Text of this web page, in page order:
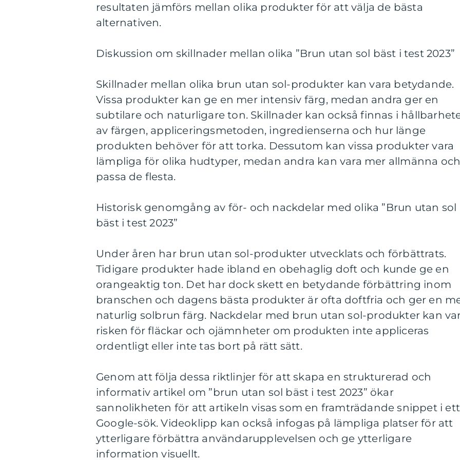
resultaten jämförs mellan olika produkter för att välja de bästa
alternativen.
Diskussion om skillnader mellan olika ”Brun utan sol bäst i test 2023”
Skillnader mellan olika brun utan sol-produkter kan vara betydande.
Vissa produkter kan ge en mer intensiv färg, medan andra ger en
subtilare och naturligare ton. Skillnader kan också finnas i
av färgen, appliceringsmetoden, ingredienserna och hur länge
produkten behöver för att torka. Dessutom kan vissa produkter vara
lämpliga för olika hudtyper, medan andra kan vara mer allmänna
passa de flesta.
Historisk genomgång av för- och nackdelar med olika ”Brun utan sol
bäst i test 2023”
Under åren har brun utan sol-produkter utvecklats och förbättrats.
Tidigare produkter hade ibland en obehaglig doft och kunde ge en
orangeaktig ton. Det har dock skett en betydande förbättring inom
branschen och dagens bästa produkter är ofta doftfria och ger en
naturlig solbrun färg. Nackdelar med brun utan sol-produkter kan
risken för fläckar och ojämnheter om produkten inte appliceras
ordentligt eller inte tas bort på rätt sätt.
Genom att följa dessa riktlinjer för att skapa en strukturerad och
informativ artikel om ”brun utan sol bäst i test 2023” ökar
sannolikheten för att artikeln visas som en framträdande snippet i ett
Google-sök. Videoklipp kan också infogas på lämpliga platser för att
ytterligare förbättra användarupplevelsen och ge ytterligare
information visuellt.